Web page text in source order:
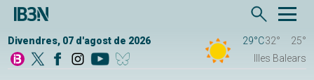
Divendres, 07 d'agost de 2026 29°C32°
25°
Illes Balears